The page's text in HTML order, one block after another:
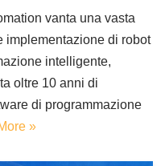
vanta una vasta
implementazione di robot
intelligente,
oltre 10 anni di
di programmazione
»